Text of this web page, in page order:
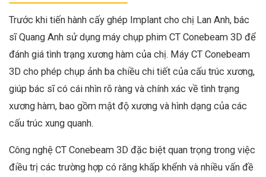
Trước khi tiến hành cấy ghép Implant cho chị Lan Anh, bác
sĩ Quang Anh sử dụng máy chụp phim CT Conebeam 3D để
đánh giá tình trạng xương hàm của chị. Máy CT Conebeam
3D cho phép chụp ảnh ba chiều chi tiết của cấu trúc xương,
giúp bác sĩ có cái nhìn rõ ràng và chính xác về tình trạng
xương hàm, bao gồm mật độ xương và hình dạng của các
cấu trúc xung quanh.
Công nghệ CT Conebeam 3D đặc biệt quan trọng trong việc
điều trị các trường hợp có răng khấp khểnh và nhiều vấn đề